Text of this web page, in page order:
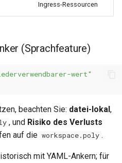
Ingress-Ressourcen
(Sprachfeature)
wert"
beachten Sie: datei-lokal,
, und Risiko des Verlusts
auf die workspace.poly .
mit YAML-Ankern; für